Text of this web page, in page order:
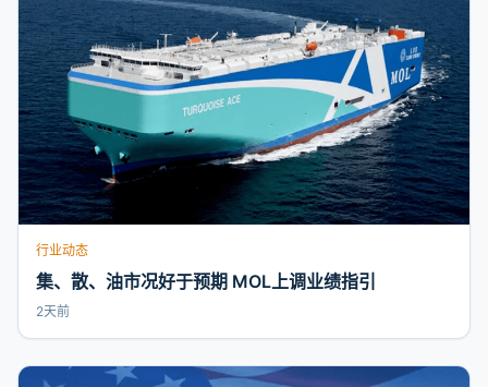
行业动态
集、散、油市况好于预期 MOL上调业绩指引
2天前